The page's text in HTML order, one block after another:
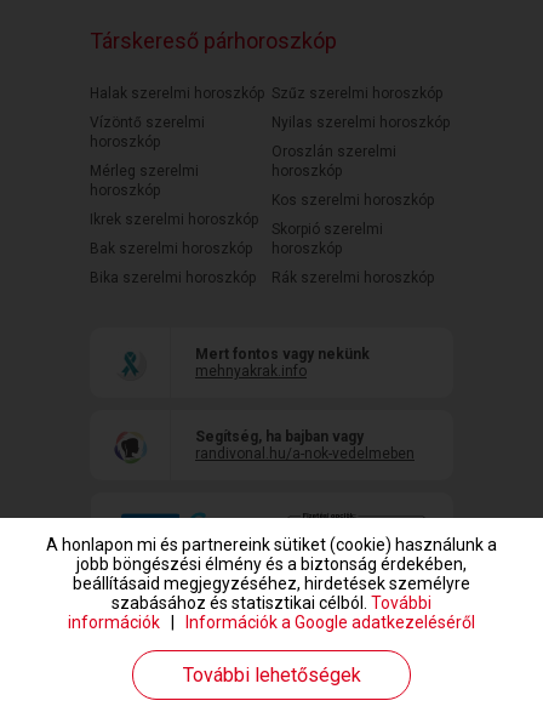
Társkereső párhoroszkóp
Halak szerelmi horoszkóp
Vízöntő szerelmi
horoszkóp
Mérleg szerelmi
horoszkóp
Ikrek szerelmi horoszkóp
Bak szerelmi horoszkóp
Bika szerelmi horoszkóp
Szűz szerelmi horoszkóp
Nyilas szerelmi horoszkóp
Oroszlán szerelmi
horoszkóp
Kos szerelmi horoszkóp
Skorpió szerelmi
horoszkóp
Rák szerelmi horoszkóp
Mert fontos vagy nekünk
mehnyakrak.info
Segítség, ha bajban vagy
randivonal.hu/a-nok-vedelmeben
www.randivonal.hu © Copyright 1999-2026 Dating Central Europe Zrt.
A honlapon mi és partnereink sütiket (cookie) használunk a
jobb böngészési élmény és a biztonság érdekében,
beállításaid megjegyzéséhez, hirdetések személyre
szabásához és statisztikai célból. További
információk
Információk a Google adatkezeléséről
További lehetőségek